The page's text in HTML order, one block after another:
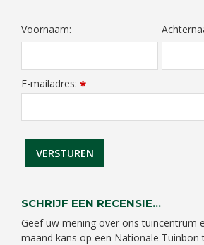
Voornaam:
E-mailadres: *
SCHRIJF EEN RECENSIE...
Geef uw mening over ons tuincentrum
maand kans op een Nationale Tuinbon